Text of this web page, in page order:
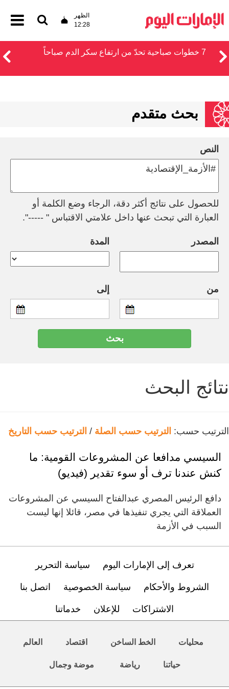
الظهر
12:28
7 خطوات صباحية تحدّ من ارتفاع سكر الدم صباحاً
بحث متقدم
النص
للحصول على نتائج أكثر دقة، الرجاء وضع الكلمة أو
العبارة التي تبحث عنها داخل علامتي الاقتباس " -----".
المصدر المدة
من إلى
نتائج البحث
الترتيب حسب: الترتيب حسب الصلة / الترتيب حسب التاريخ
السيسي مدافعا عن المشروعات القومية: ما
كنش عندنا ترف أو سوء تقدير (فيديو)
دافع الرئيس المصري عبدالفتاح السيسي عن المشروعات
العملاقة التي يجري تنفيذها في مصر، قائلا إنها ليست
السبب في الأزمة
تعرف إلى الإمارات اليوم سياسة التحرير
الشروط والأحكام سياسة الخصوصية اتصل بنا
الاشتراكات للإعلان خدماتنا
محليات الخط الساخن اقتصاد العالم
حياتنا رياضة موضة وجمال